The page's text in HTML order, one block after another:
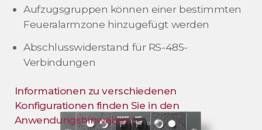
Aufzugsgruppen können einer bestimmten
Feueralarmzone hinzugefügt werden
Abschlusswiderstand für RS-485-
Verbindungen
Informationen zu verschiedenen
Konfigurationen finden Sie in den
Anwendungshinweisen. >